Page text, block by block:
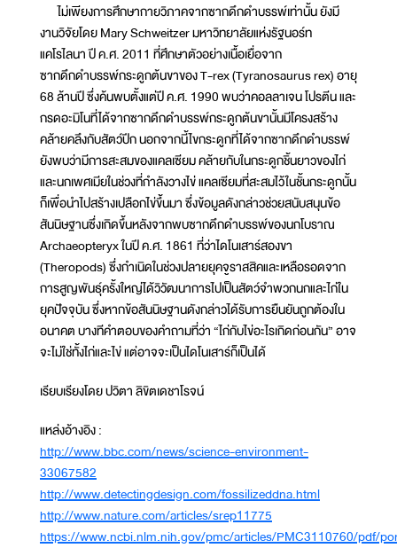
ไม่เพียงการศึกษากายวิภาคจากซากดึกดำบรรพ์เท่านั้น ยังมี
งานวิจัยโดย Mary Schweitzer มหาวิทยาลัยแห่งรัฐนอร์ท
แคโรไลนา ปี ค.ศ. 2011 ที่ศึกษาตัวอย่างเนื้อเยื่อจาก
ซากดึกดำบรรพ์กระดูกต้นขาของ T-rex (Tyranosaurus rex) อายุ
68 ล้านปี ซึ่งค้นพบตั้งแต่ปี ค.ศ. 1990 พบว่าคอลลาเจน โปรตีน และ
กรดอะมิโนที่ได้จากซากดึกดำบรรพ์กระดูกต้นขานั้นมีโครงสร้าง
คล้ายคลึงกับสัตว์ปีก นอกจากนี้ไขกระดูกที่ได้จากซากดึกดำบรรพ์
ยังพบว่ามีการสะสมของแคลเซียม คล้ายกับในกระดูกชิ้นยาวของไก่
และนกเพศเมียในช่วงที่กำลังวางไข่ แคลเซียมที่สะสมไว้ในชั้นกระดูกนั้น
ก็เพื่อนำไปสร้างเปลือกไข่ขึ้นมา ซึ่งข้อมูลดังกล่าวช่วยสนับสนุนข้อ
สันนิษฐานซึ่งเกิดขึ้นหลังจากพบซากดึกดำบรรพ์ของนกโบราณ
Archaeopteryx ในปี ค.ศ. 1861 ที่ว่าไดโนเสาร์สองขา
(Theropods) ซึ่งกำเนิดในช่วงปลายยุคจูราสสิคและเหลือรอดจาก
การสูญพันธุ์ครั้งใหญ่ได้วิวัฒนาการไปเป็นสัตว์จำพวกนกและไก่ใน
ยุคปัจจุบัน ซึ่งหากข้อสันนิษฐานดังกล่าวได้รับการยืนยันถูกต้องใน
อนาคต บางทีคำตอบของคำถามที่ว่า “ไก่กับไข่อะไรเกิดก่อนกัน” อาจ
จะไม่ใช่ทั้งไก่และไข่ แต่อาจจะเป็นไดโนเสาร์ก็เป็นได้
เรียบเรียงโดย ปวิตา ลิขิตเดชาโรจน์
แหล่งอ้างอิง :
http://www.bbc.com/news/science-environment-
33067582
http://www.detectingdesign.com/fossilizeddna.html
http://www.nature.com/articles/srep11775
https://www.ncbi.nlm.nih.gov/pmc/articles/PMC3110760/pdf/